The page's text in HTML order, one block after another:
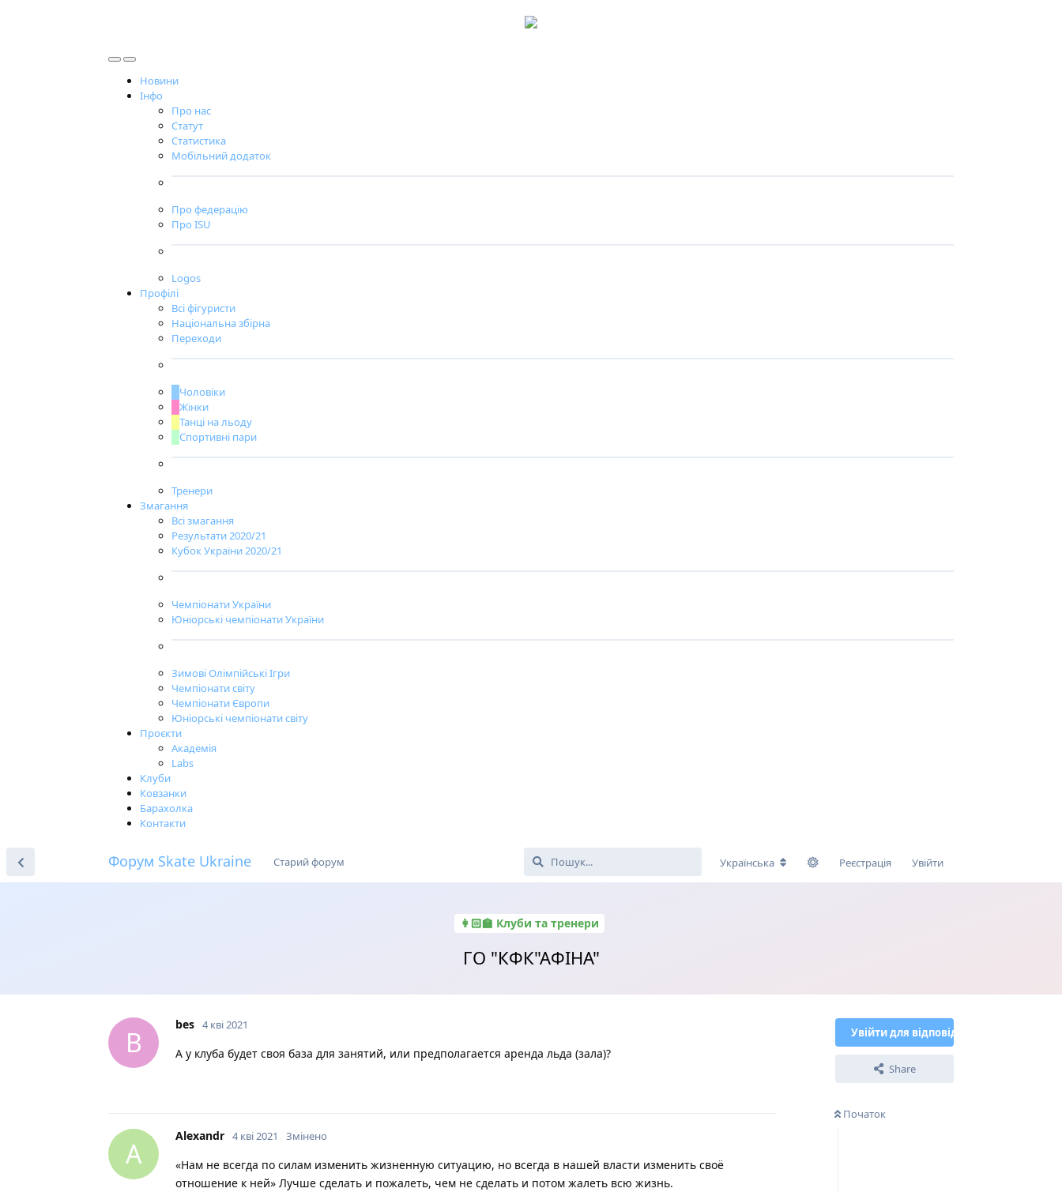
Новини
Інфо
Про нас
Статут
Статистика
Мобільний додаток
Про федерацію
Про ISU
Logos
Профілі
Всі фігуристи
Національна збірна
Переходи
Чоловіки
Жінки
Танці на льоду
Спортивні пари
Тренери
Змагання
Всі змагання
Результати 2020/21
Кубок України 2020/21
Чемпіонати України
Юніорські чемпіонати України
Зимові Олімпійські Ігри
Чемпіонати світу
Чемпіонати Європи
Юніорські чемпіонати світу
Проєкти
Академія
Labs
Клуби
Ковзанки
Барахолка
Контакти
Форум Skate Ukraine Старий форум Українська Реєстрація Увійти
👩🏻‍🏫 Клуби та тренери
ГО "КФК"АФІНА"
Увійти для відповіді
Share
Початок
B
bes 4 кві 2021
А у клуба будет своя база для занятий, или предполагается аренда льда (зала)?
A
Alexandr 4 кві 2021 Змінено
«Нам не всегда по силам изменить жизненную ситуацию, но всегда в нашей власти изменить своё
отношение к ней» Лучше сделать и пожалеть, чем не сделать и потом жалеть всю жизнь.